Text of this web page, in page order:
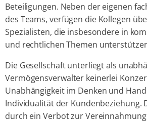
Beteiligungen. Neben der eigenen
des Teams, verfügen die Kollegen
Spezialisten, die insbesondere in
und rechtlichen Themen
Die Gesellschaft unterliegt als
Vermögensverwalter keinerlei
Unabhängigkeit im Denken und
Individualität der Kundenbeziehung.
durch ein Verbot zur